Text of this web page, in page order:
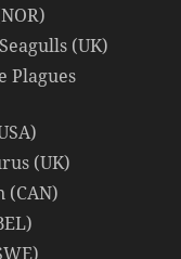
(UK)
Plagues
(UK)
(CAN)